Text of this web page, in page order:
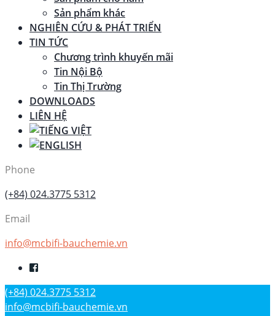
Sản phẩm khác
NGHIÊN CỨU & PHÁT TRIỂN
TIN TỨC
Chương trình khuyến mãi
Tin Nội Bộ
Tin Thị Trường
DOWNLOADS
LIÊN HỆ
Phone
(+84) 024.3775 5312
Email
info@mcbifi-bauchemie.vn
(+84) 024.3775 5312
info@mcbifi-bauchemie.vn